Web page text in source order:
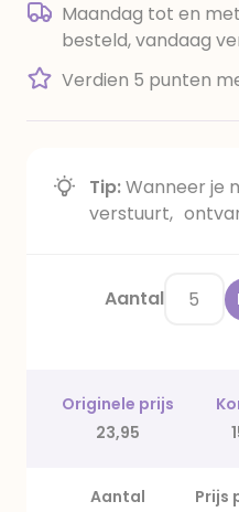
Maandag tot en
besteld, vandaag
Verdien 5 punten
Tip:Wanneer je
verstuurt,
Aantal
Originele prijs
23,95
Aantal Prijs